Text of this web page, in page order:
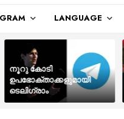
LANGUAGE
നൂറു കോടി
ഉപഭോക്താക്കളുമായി
ടെലിഗ്രാം